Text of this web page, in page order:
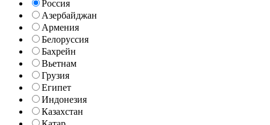
Россия
Азербайджан
Армения
Белоруссия
Бахрейн
Вьетнам
Грузия
Египет
Индонезия
Казахстан